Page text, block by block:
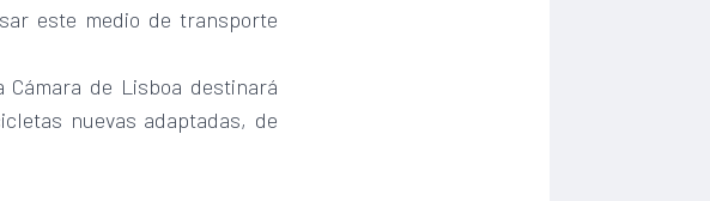
este medio de transporte
de Lisboa destinará
nuevas adaptadas, de